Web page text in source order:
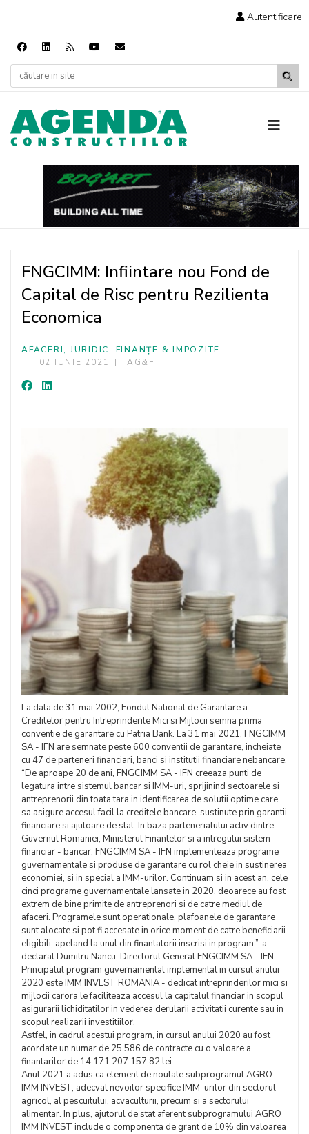
Autentificare
FNGCIMM: Infiintare nou Fond de
Capital de Risc pentru Rezilienta
Economica
AFACERI, JURIDIC, FINANȚE & IMPOZITE
02 IUNIE 2021
AG&F
La data de 31 mai 2002, Fondul National de Garantare a
Creditelor pentru Intreprinderile Mici si Mijlocii semna prima
conventie de garantare cu Patria Bank. La 31 mai 2021, FNGCIMM
SA - IFN are semnate peste 600 conventii de garantare, incheiate
cu 47 de parteneri financiari, banci si institutii financiare nebancare.
“De aproape 20 de ani, FNGCIMM SA - IFN creeaza punti de
legatura intre sistemul bancar si IMM-uri, sprijinind sectoarele si
antreprenorii din toata tara in identificarea de solutii optime care
sa asigure accesul facil la creditele bancare, sustinute prin garantii
financiare si ajutoare de stat. In baza parteneriatului activ dintre
Guvernul Romaniei, Ministerul Finantelor si a intregului sistem
financiar - bancar, FNGCIMM SA - IFN implementeaza programe
guvernamentale si produse de garantare cu rol cheie in sustinerea
economiei, si in special a IMM-urilor. Continuam si in acest an, cele
cinci programe guvernamentale lansate in 2020, deoarece au fost
extrem de bine primite de antreprenori si de catre mediul de
afaceri. Programele sunt operationale, plafoanele de garantare
sunt alocate si pot fi accesate in orice moment de catre beneficiarii
eligibili, apeland la unul din finantatorii inscrisi in program.”, a
declarat Dumitru Nancu, Directorul General FNGCIMM SA - IFN.
Principalul program guvernamental implementat in cursul anului
2020 este IMM INVEST ROMANIA - dedicat intreprinderilor mici si
mijlocii carora le faciliteaza accesul la capitalul financiar in scopul
asigurarii lichiditatilor in vederea derularii activitatii curente sau in
scopul realizarii investitiilor.
Astfel, in cadrul acestui program, in cursul anului 2020 au fost
acordate un numar de 25.586 de contracte cu o valoare a
finantarilor de 14.171.207.157,82 lei.
Anul 2021 a adus ca element de noutate subprogramul AGRO
IMM INVEST, adecvat nevoilor specifice IMM-urilor din sectorul
agricol, al pescuitului, acvaculturii, precum si a sectorului
alimentar. In plus, ajutorul de stat aferent subprogramului AGRO
IMM INVEST include o componenta de grant de 10% din valoarea